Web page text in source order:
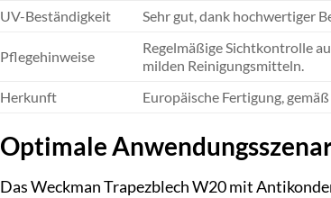
UV-Beständigkeit
Sehr gut, dank hochwertiger
Pflegehinweise
Regelmäßige Sichtkontrolle
milden Reinigungsmitteln.
Herkunft
Europäische Fertigung,
Optimale
Das Weckman Trapezblech W20 mit